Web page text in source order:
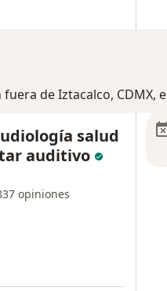
de Iztacalco, CDMX,
salud
auditivo
opiniones